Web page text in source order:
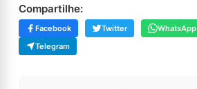
Compartilhe:
Facebook Twitter WhatsApp
Telegram